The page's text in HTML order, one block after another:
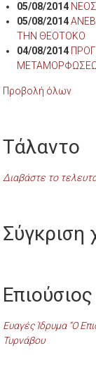
05/08/2014
05/08/2014
ΤΗΝ ΘΕΟΤΟΚΟ
04/08/2014
Προβολή όλων
Τάλαντο
Διαβάστε το
Σύγκριση
Επιούσιος
Ευαγές Ίδρυμα “Ο
Τυρνάβου